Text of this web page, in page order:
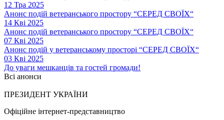
12 Тра 2025
Анонс подій ветеранського простору “СЕРЕД СВОЇХ“
14 Кві 2025
Анонс подій ветеранського простору “СЕРЕД СВОЇХ“
07 Кві 2025
Анонс подій у ветеранському просторі “СЕРЕД СВОЇХ“
03 Кві 2025
До уваги мешканців та гостей громади!
Всі анонси
ПРЕЗИДЕНТ УКРАЇНИ
Офіційне інтернет-представництво